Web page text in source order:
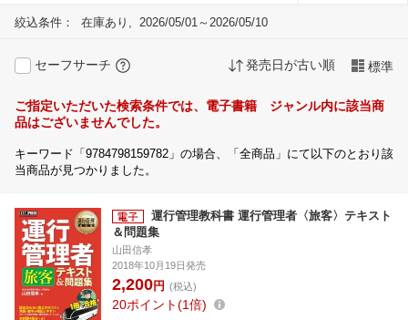
絞込条件： 在庫あり 2026/05/01～2026/05/10
セーフサーチ 発売日が古い順 標準
ご指定いただいた検索条件では、電子書籍 ジャンル内に該当商
品はございませんでした。
キーワード「9784798159782」の場合、「全商品」にて以下のとおり該
当商品が見つかりました。
運行管理教科書 運行管理者〈旅客〉テキスト
＆問題集
山田信孝
2018年10月19日発売
2,200円 (税込)
20ポイント 1倍